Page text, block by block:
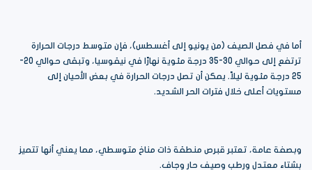
أما في فصل الصيف (من يونيو إلى أغسطس)، فإن متوسط درجات الحرارة
ترتفع إلى حوالي 30-35 درجة مئوية نهارًا في نيقوسيا، وتبقى حوالي 20-
25 درجة مئوية ليلاً. يمكن أن تصل درجات الحرارة في بعض الأحيان إلى
مستويات أعلى خلال فترات الحر الشديد.
وبصفة عامة، تعتبر قبرص منطقة ذات مناخ متوسطي، مما يعني أنها تتميز
بشتاء معتدل ورطب وصيف حار وجاف.